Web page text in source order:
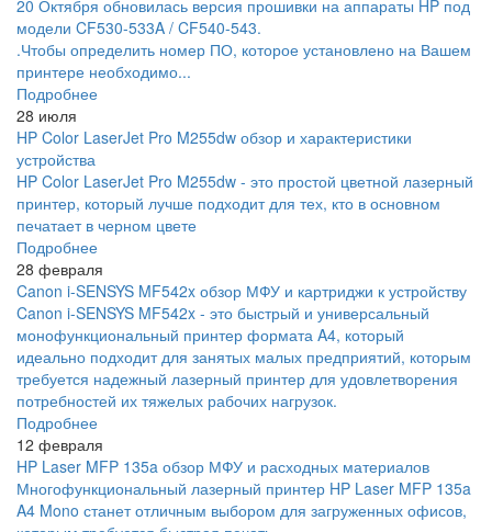
20 Октября обновилась версия прошивки на аппараты HP под
модели CF530-533A / CF540-543.
.Чтобы определить номер ПО, которое установлено на Вашем
принтере необходимо...
Подробнее
28 июля
HP Color LaserJet Pro M255dw обзор и характеристики
устройства
HP Color LaserJet Pro M255dw - это простой цветной лазерный
принтер, который лучше подходит для тех, кто в основном
печатает в черном цвете
Подробнее
28 февраля
Canon i-SENSYS MF542x обзор МФУ и картриджи к устройству
Canon i-SENSYS MF542x - это быстрый и универсальный
монофункциональный принтер формата A4, который
идеально подходит для занятых малых предприятий, которым
требуется надежный лазерный принтер для удовлетворения
потребностей их тяжелых рабочих нагрузок.
Подробнее
12 февраля
HP Laser MFP 135a обзор МФУ и расходных материалов
Многофункциональный лазерный принтер HP Laser MFP 135a
A4 Mono станет отличным выбором для загруженных офисов,